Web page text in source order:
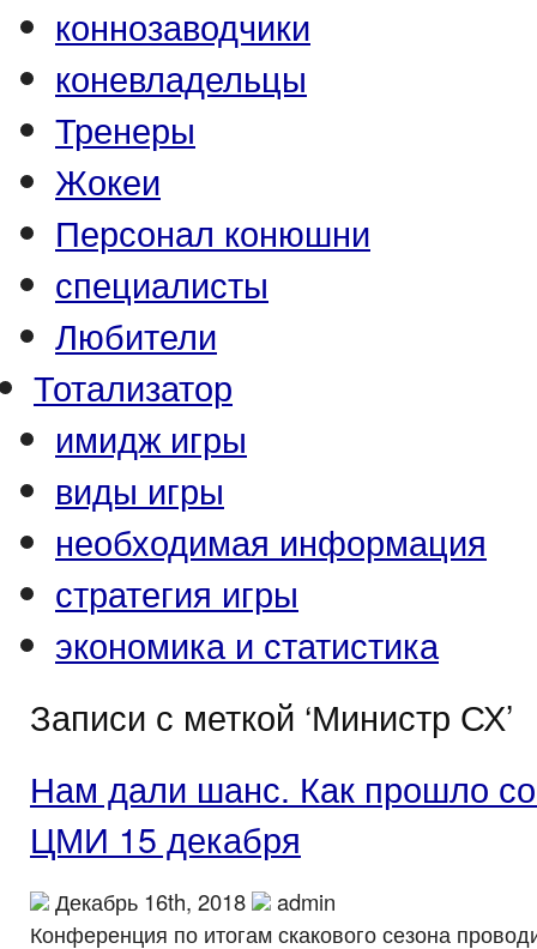
коннозаводчики
коневладельцы
Тренеры
Жокеи
Персонал конюшни
специалисты
Любители
Тотализатор
имидж игры
виды игры
необходимая информация
стратегия игры
экономика и статистика
Записи с меткой ‘Министр СХ’
Нам дали шанс. Как прошло
ЦМИ 15 декабря
Декабрь 16th, 2018
admin
Конференция по итогам скакового сезона